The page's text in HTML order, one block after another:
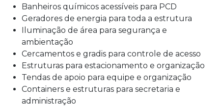
Banheiros químicos acessíveis para PCD
Geradores de energia para toda a estrutura
Iluminação de área para segurança e
ambientação
Cercamentos e gradis para controle de acesso
Estruturas para estacionamento e organização
Tendas de apoio para equipe e organização
Containers e estruturas para secretaria e
administração